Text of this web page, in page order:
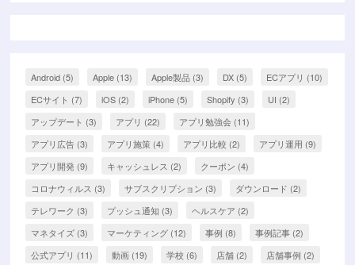
Android (5) Apple (13) Apple製品 (3) DX (5) ECアプリ (10)
ECサイト (7) iOS (2) iPhone (5) Shopify (3) UI (2)
アップデート (3) アプリ (22) アプリ勉強会 (11)
アプリ広告 (3) アプリ施策 (4) アプリ比較 (2) アプリ運用 (9)
アプリ開発 (9) キャッシュレス (2) クーポン (4)
コロナウィルス (3) サブスクリプション (3) ダウンロード (2)
テレワーク (3) プッシュ通知 (3) ヘルスケア (2)
マネタイズ (3) マーケティング (12) 事例 (8) 事例記事 (2)
公式アプリ (11) 動画 (19) 学校 (6) 店舗 (2) 店舗事例 (2)